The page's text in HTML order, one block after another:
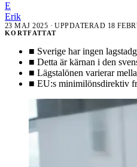
E
Erik
23 MAJ 2025 · UPPDATERAD 18
KORTFATTAT
■ Sverige har ingen
■ Detta är kärnan i den
■ Lägstalönen varierar
■ EU:s minimilönsdirektiv